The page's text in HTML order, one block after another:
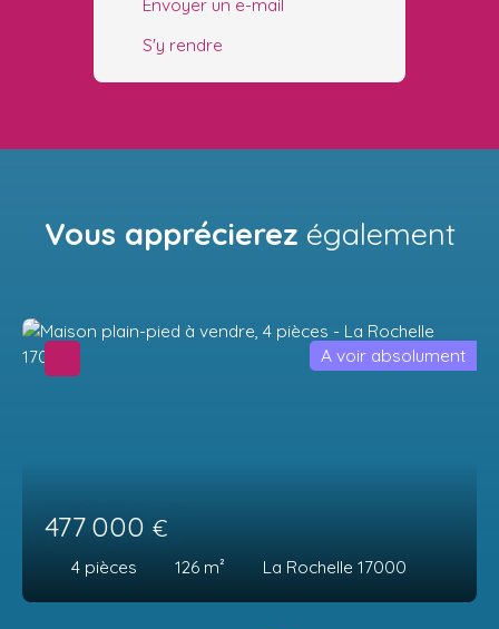
Envoyer un e-mail
S'y rendre
Vous apprécierez également
477 000 €
4 pièces 126 m² La Rochelle 17000
A voir absolument